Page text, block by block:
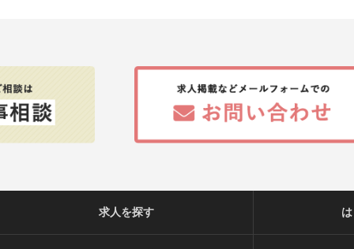
求人を探す